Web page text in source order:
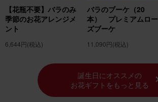
【花瓶不要】バラのみ
季節のお花アレンジメ
ント
6,644円(税込)
バラのブーケ（20
本） プレミアムロー
ズブーケ
11,090円(税込)
誕生日にオススメの
お花ギフトをもっと見る